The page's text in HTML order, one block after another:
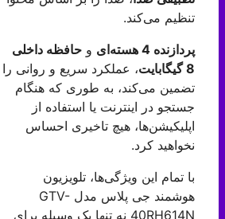
تنظیم می‌کند.
پردازنده 4 هسته‌ای
وحافظه داخلی
8 گیگابایت
، عملکرد سریع و روانی را
تضمین می‌کند، به طوری که هنگام
جستجو در اینترنت یا استفاده از
اپلیکیشن‌ها، هیچ تاخیری احساس
نخواهید کرد.
با تمام این ویژگی‌ها، تلویزیون
هوشمند جی پلاس مدل GTV-
40RH614N نه تنها یک وسیله برای